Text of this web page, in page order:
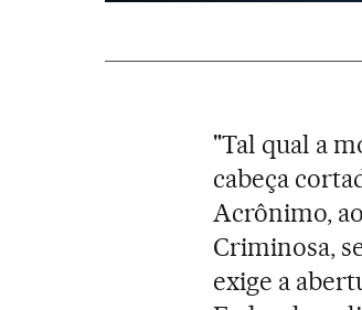
"Tal qual a
cabeça
Acrônimo,
Criminosa,
exige a